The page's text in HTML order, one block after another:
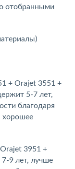
отобранными
+ Orajet 3551 +
5-7 лет,
благодаря
хорошее
3951 +
9 лет, лучше